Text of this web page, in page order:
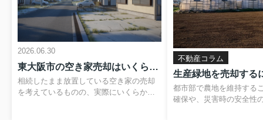
2026.06.30
東大阪市の空き家売却はいくらかかる？費用や税金の内訳と負担を抑える方法
相続したまま放置している空き家の売却
を考えているものの、実際にいくらかか
不動産コラム
都市部で農地を維持する
確保や、災害時の安全性